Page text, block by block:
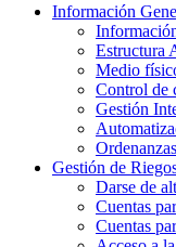
Información
Estructura
Medio
Control de
Gestión
Gestión de
Darse de
Cuentas
Cuentas